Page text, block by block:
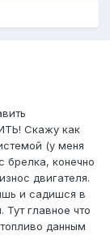
Скажу как
(у меня
брелка, конечно
двигателя.
и садишся в
главное что
данным